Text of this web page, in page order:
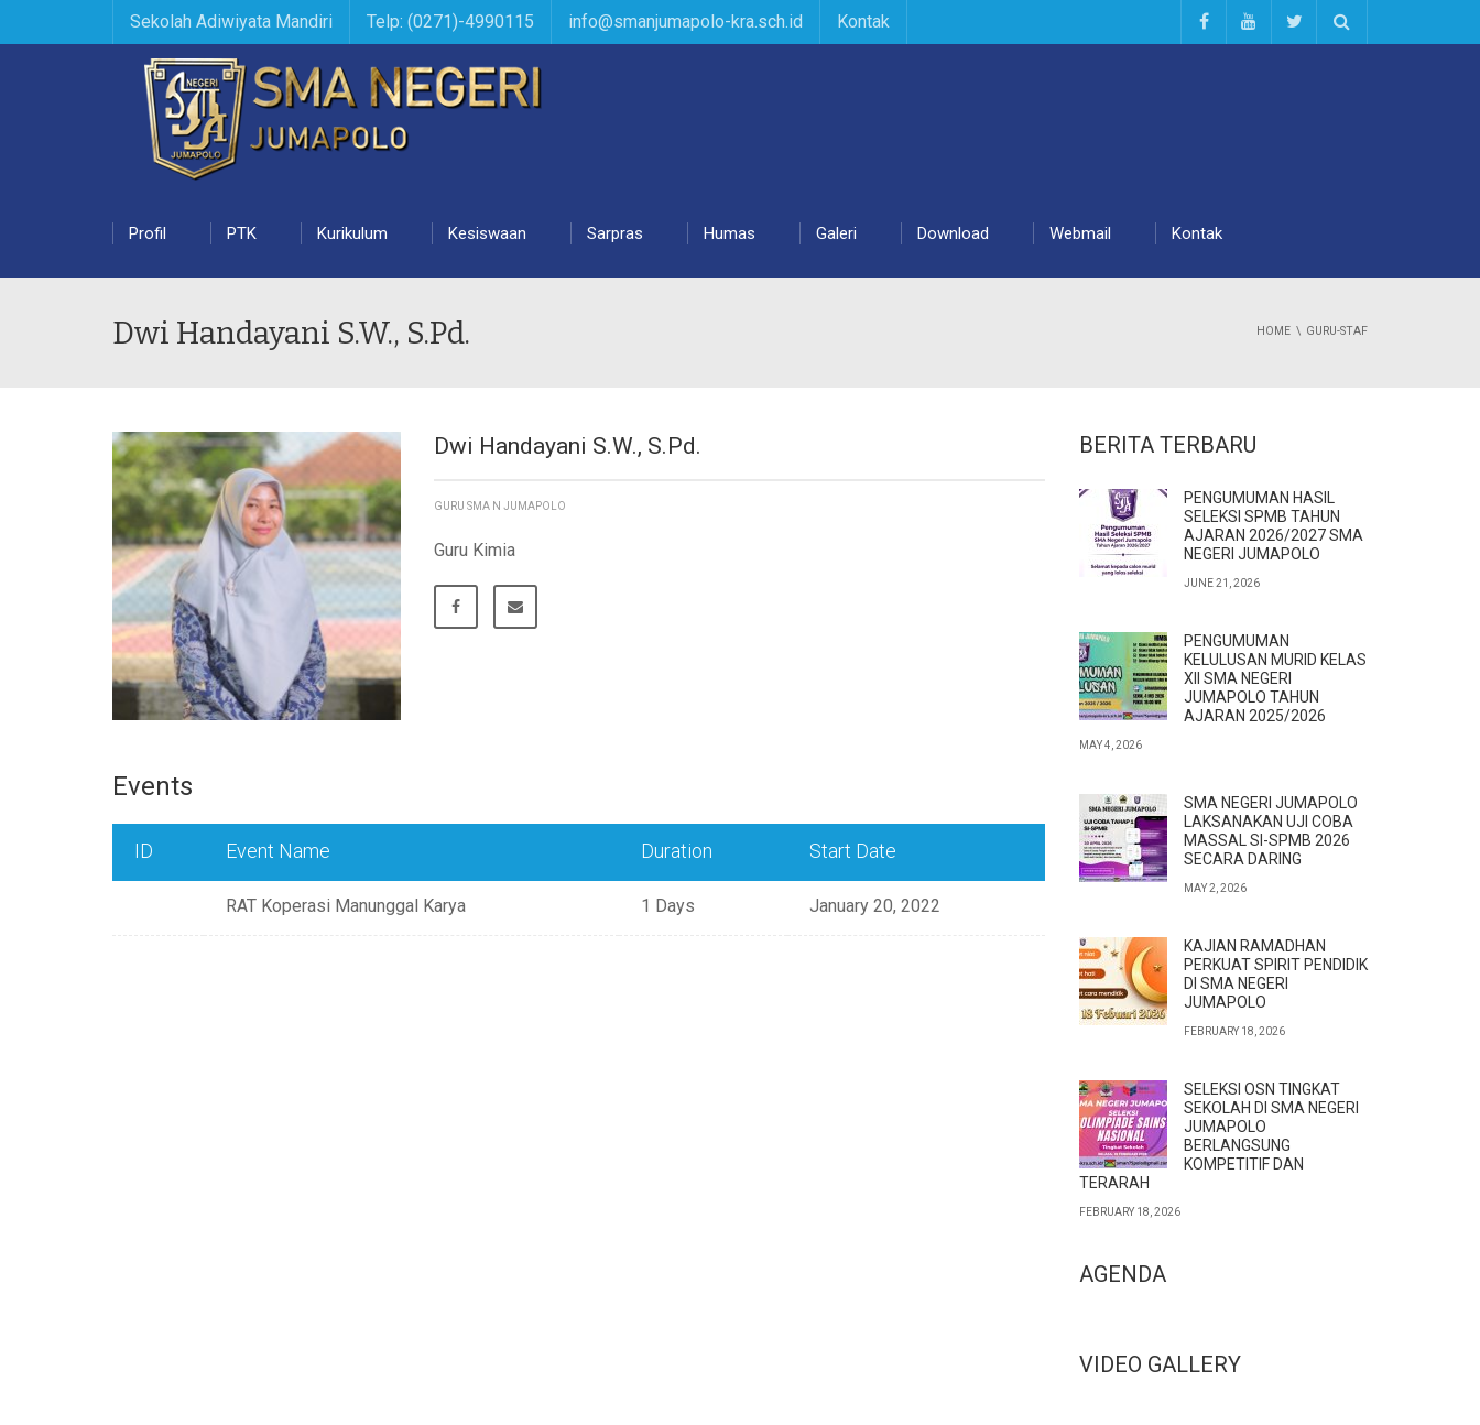
Sekolah Adiwiyata Mandiri Telp: (0271)-4990115 info@smanjumapolo-kra.sch.id Kontak
Profil PTK Kurikulum Kesiswaan Sarpras Humas Galeri Download Webmail Kontak
Dwi Handayani S.W., S.Pd. HOME GURU-STAF
Dwi Handayani S.W., S.Pd.
GURU SMA N JUMAPOLO
Guru Kimia
Events
ID Event Name Duration Start Date
RAT Koperasi Manunggal Karya 1 Days January 20, 2022
BERITA TERBARU
PENGUMUMAN HASIL
SELEKSI SPMB TAHUN
AJARAN 2026/2027 SMA
NEGERI JUMAPOLO
JUNE 21, 2026
PENGUMUMAN
KELULUSAN MURID KELAS
XII SMA NEGERI
JUMAPOLO TAHUN
AJARAN 2025/2026
MAY 4, 2026
SMA NEGERI JUMAPOLO
LAKSANAKAN UJI COBA
MASSAL SI-SPMB 2026
SECARA DARING
MAY 2, 2026
KAJIAN RAMADHAN
PERKUAT SPIRIT PENDIDIK
DI SMA NEGERI
JUMAPOLO
FEBRUARY 18, 2026
SELEKSI OSN TINGKAT
SEKOLAH DI SMA NEGERI
JUMAPOLO
BERLANGSUNG
KOMPETITIF DAN
TERARAH
FEBRUARY 18, 2026
AGENDA
VIDEO GALLERY